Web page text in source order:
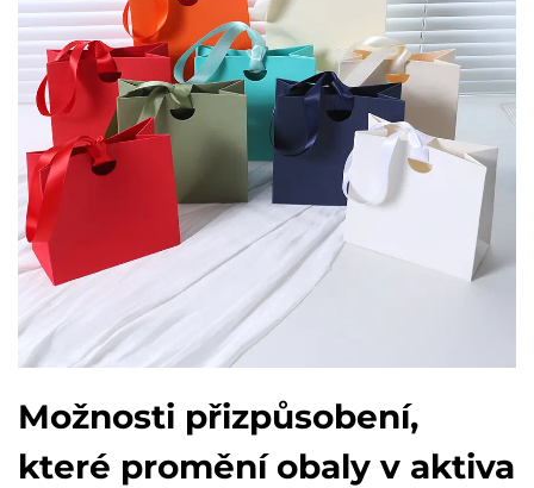
Možnosti přizpůsobení,
které promění obaly v aktiva